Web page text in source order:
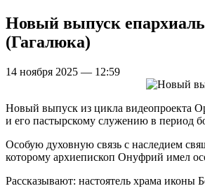
Новый выпуск
(Гагалюка)
14 ноября 2025 — 12:59
Новый выпуск из цикла видеопроекта
и его пастырскому служению в период
Особую духовную связь с наследием
которому архиепископ Онуфрий имел
Рассказывают: настоятель храма